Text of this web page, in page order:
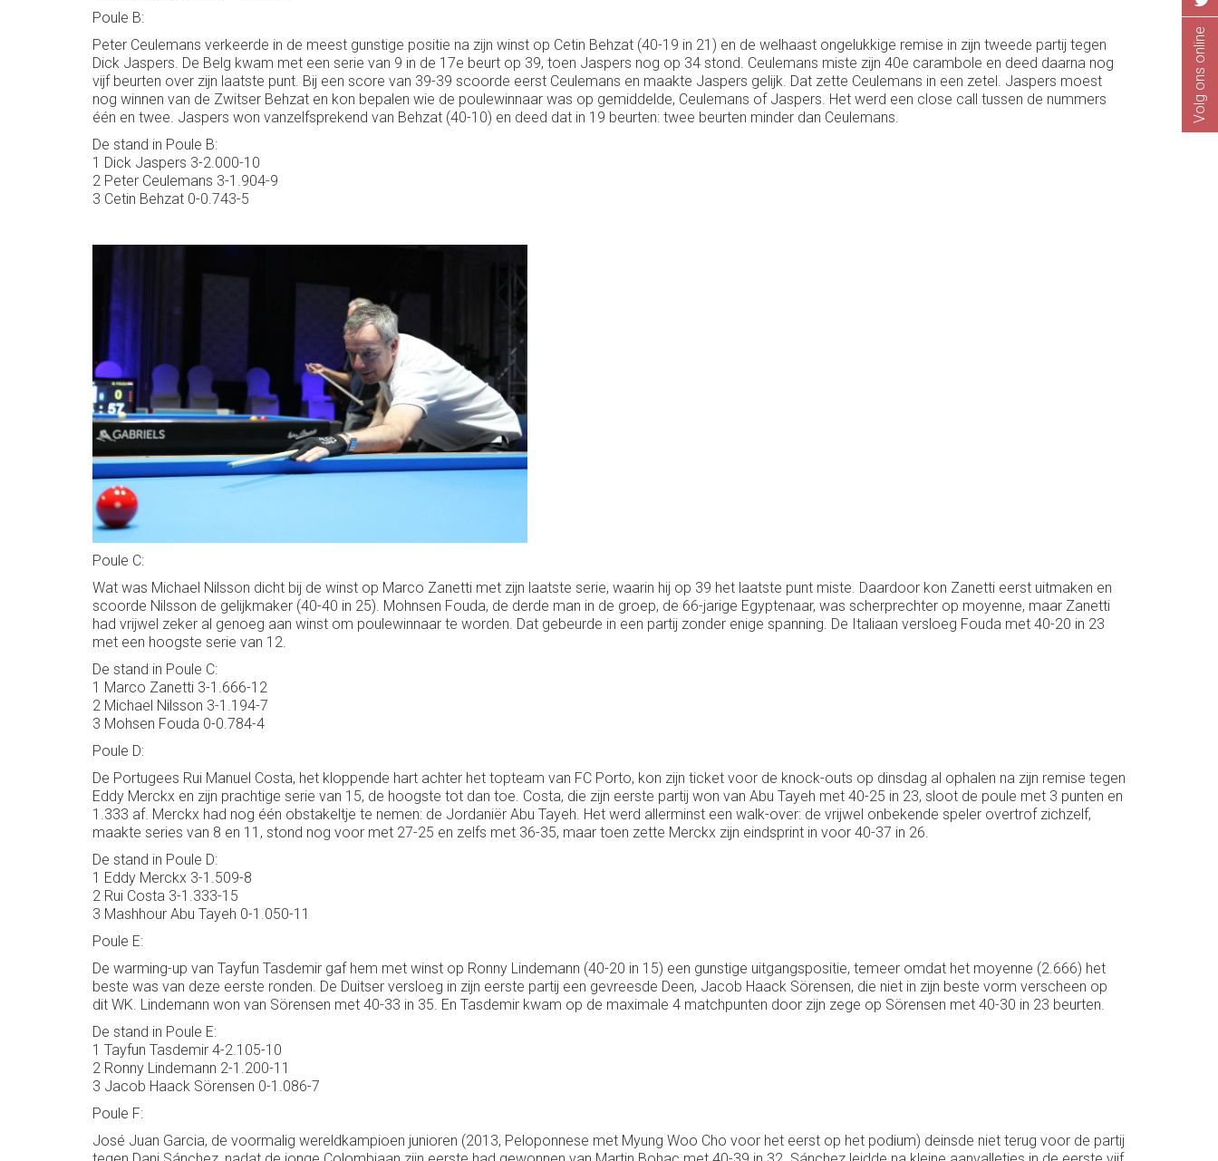
Poule B:
Peter Ceulemans verkeerde in de meest gunstige positie na zijn winst op Cetin Behzat (40-19 in 21) en de welhaast ongelukkige remise in zijn tweede partij tegen
Dick Jaspers. De Belg kwam met een serie van 9 in de 17e beurt op 39, toen Jaspers nog op 34 stond. Ceulemans miste zijn 40e carambole en deed daarna nog
vijf beurten over zijn laatste punt. Bij een score van 39-39 scoorde eerst Ceulemans en maakte Jaspers gelijk. Dat zette Ceulemans in een zetel. Jaspers moest
nog winnen van de Zwitser Behzat en kon bepalen wie de poulewinnaar was op gemiddelde, Ceulemans of Jaspers. Het werd een close call tussen de nummers
één en twee. Jaspers won vanzelfsprekend van Behzat (40-10) en deed dat in 19 beurten: twee beurten minder dan Ceulemans.
De stand in Poule B:
1 Dick Jaspers 3-2.000-10
2 Peter Ceulemans 3-1.904-9
3 Cetin Behzat 0-0.743-5
Poule C:
Wat was Michael Nilsson dicht bij de winst op Marco Zanetti met zijn laatste serie, waarin hij op 39 het laatste punt miste. Daardoor kon Zanetti eerst uitmaken en
scoorde Nilsson de gelijkmaker (40-40 in 25). Mohnsen Fouda, de derde man in de groep, de 66-jarige Egyptenaar, was scherprechter op moyenne, maar Zanetti
had vrijwel zeker al genoeg aan winst om poulewinnaar te worden. Dat gebeurde in een partij zonder enige spanning. De Italiaan versloeg Fouda met 40-20 in 23
met een hoogste serie van 12.
De stand in Poule C:
1 Marco Zanetti 3-1.666-12
2 Michael Nilsson 3-1.194-7
3 Mohsen Fouda 0-0.784-4
Poule D:
De Portugees Rui Manuel Costa, het kloppende hart achter het topteam van FC Porto, kon zijn ticket voor de knock-outs op dinsdag al ophalen na zijn remise tegen
Eddy Merckx en zijn prachtige serie van 15, de hoogste tot dan toe. Costa, die zijn eerste partij won van Abu Tayeh met 40-25 in 23, sloot de poule met 3 punten en
1.333 af. Merckx had nog één obstakeltje te nemen: de Jordaniër Abu Tayeh. Het werd allerminst een walk-over: de vrijwel onbekende speler overtrof zichzelf,
maakte series van 8 en 11, stond nog voor met 27-25 en zelfs met 36-35, maar toen zette Merckx zijn eindsprint in voor 40-37 in 26.
De stand in Poule D:
1 Eddy Merckx 3-1.509-8
2 Rui Costa 3-1.333-15
3 Mashhour Abu Tayeh 0-1.050-11
Poule E:
De warming-up van Tayfun Tasdemir gaf hem met winst op Ronny Lindemann (40-20 in 15) een gunstige uitgangspositie, temeer omdat het moyenne (2.666) het
beste was van deze eerste ronden. De Duitser versloeg in zijn eerste partij een gevreesde Deen, Jacob Haack Sörensen, die niet in zijn beste vorm verscheen op
dit WK. Lindemann won van Sörensen met 40-33 in 35. En Tasdemir kwam op de maximale 4 matchpunten door zijn zege op Sörensen met 40-30 in 23 beurten.
De stand in Poule E:
1 Tayfun Tasdemir 4-2.105-10
2 Ronny Lindemann 2-1.200-11
3 Jacob Haack Sörensen 0-1.086-7
Poule F:
José Juan Garcia, de voormalig wereldkampioen junioren (2013, Peloponnese met Myung Woo Cho voor het eerst op het podium) deinsde niet terug voor de partij
Volg ons online